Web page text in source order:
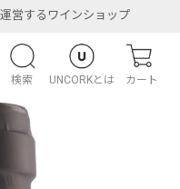
営するワインショップ
検索 UNCORKとは カート